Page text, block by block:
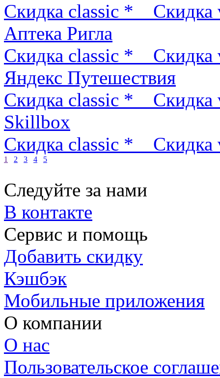
Скидка classic *
Скидка
Аптека Ригла
Скидка classic *
Скидка
Яндекс Путешествия
Скидка classic *
Скидка
Skillbox
Скидка classic *
Скидка
1 2 3 4 5
Следуйте за нами
В контакте
Сервис и помощь
Добавить скидку
Кэшбэк
Мобильные приложения
О компании
О нас
Пользовательское